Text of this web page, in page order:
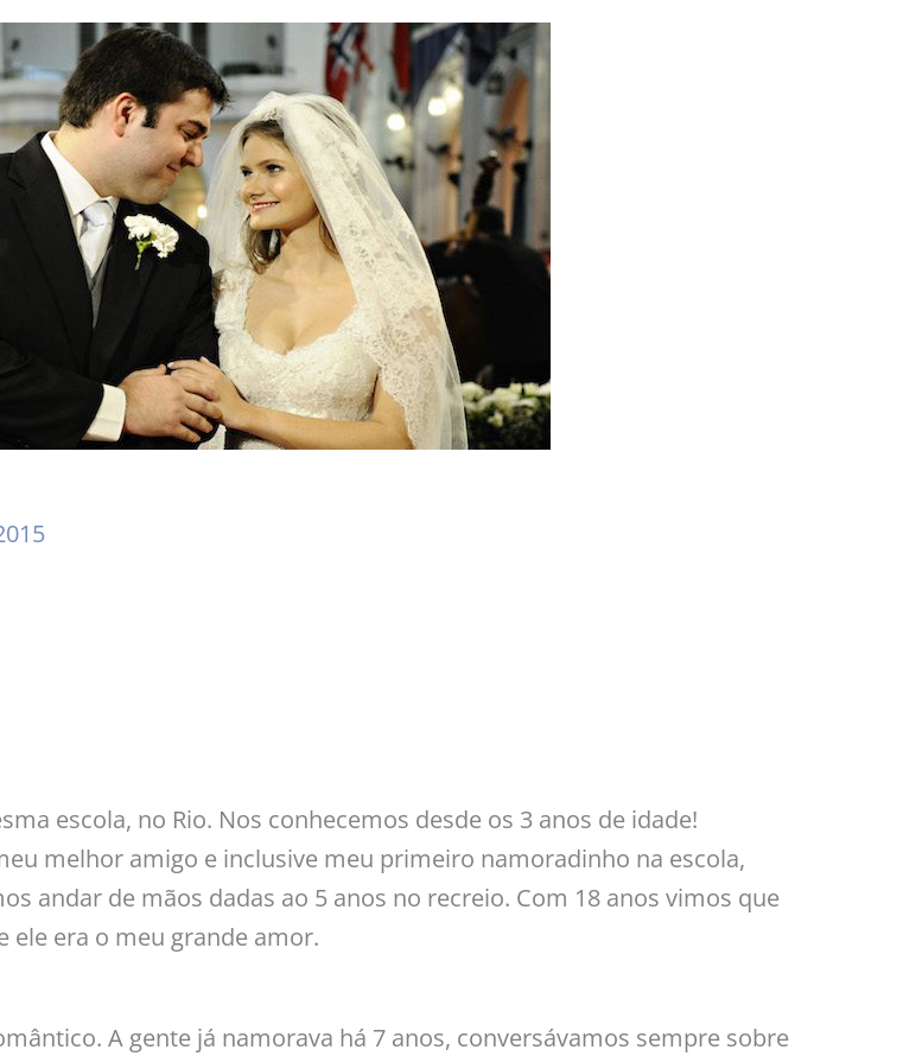
escola, no Rio. Nos conhecemos desde os 3 anos de idade!
melhor amigo e inclusive meu primeiro namoradinho na escola,
andar de mãos dadas ao 5 anos no recreio. Com 18 anos vimos que
ele era o meu grande amor.
A gente já namorava há 7 anos, conversávamos sempre sobre